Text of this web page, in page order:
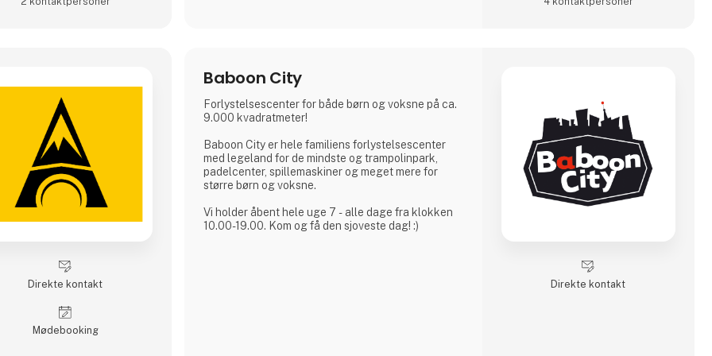
Direkte kontakt
Møde­booking
Baboon City
Forlystelsescenter for både børn og voksne på ca.
9.000 kvadratmeter!
Baboon City er hele familiens forlystelsescenter
med legeland for de mindste og trampolinpark,
padelcenter, spillemaskiner og meget mere for
større børn og voksne.
Vi holder åbent hele uge 7 - alle dage fra klokken
10.00-19.00. Kom og få den sjoveste dag! :)
Direkte kontakt